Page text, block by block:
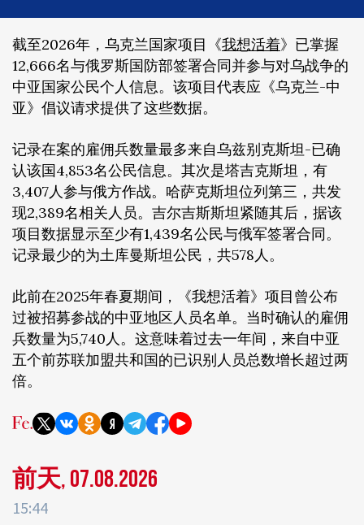
截至2026年，乌克兰国家项目《我想活着》已掌握
12,666名与俄罗斯国防部签署合同并参与对乌战争的
中亚国家公民个人信息。该项目代表应《乌克兰-中
亚》倡议请求提供了这些数据。
记录在案的雇佣兵数量最多来自乌兹别克斯坦-已确
认该国4,853名公民信息。其次是塔吉克斯坦，有
3,407人参与俄方作战。哈萨克斯坦位列第三，共发
现2,389名相关人员。吉尔吉斯斯坦紧随其后，据该
项目数据显示至少有1,439名公民与俄军签署合同。
记录最少的为土库曼斯坦公民，共578人。
此前在2025年春夏期间，《我想活着》项目曾公布
过被招募参战的中亚地区人员名单。当时确认的雇佣
兵数量为5,740人。这意味着过去一年间，来自中亚
五个前苏联加盟共和国的已识别人员总数增长超过两
倍。
前天, 07.08.2026
15:44